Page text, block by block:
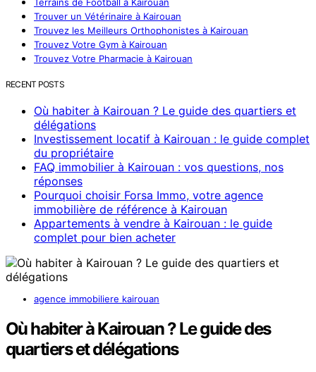
Trouver un Vétérinaire à Kairouan
Trouvez les Meilleurs Orthophonistes à Kairouan
Trouvez Votre Gym à Kairouan
Trouvez Votre Pharmacie à Kairouan
RECENT POSTS
Où habiter à Kairouan ? Le guide des quartiers et
délégations
Investissement locatif à Kairouan : le guide complet
du propriétaire
FAQ immobilier à Kairouan : vos questions, nos
réponses
Pourquoi choisir Forsa Immo, votre agence
immobilière de référence à Kairouan
Appartements à vendre à Kairouan : le guide
complet pour bien acheter
agence immobiliere kairouan
Où habiter à Kairouan ? Le guide des
quartiers et délégations